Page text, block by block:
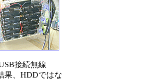
接続無線
果、HDDではな